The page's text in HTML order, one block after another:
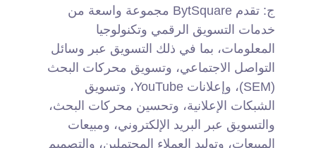
ج: تقدم BytSquare مجموعة واسعة من
خدمات التسويق الرقمي وتكنولوجيا
المعلومات، بما في ذلك التسويق عبر وسائل
التواصل الاجتماعي، وتسويق محركات البحث
(SEM)، وإعلانات YouTube، وتسويق
الشبكات الإعلانية، وتحسين محركات البحث،
والتسويق عبر البريد الإلكتروني، ومبيعات
المبيعات، وتوليد العملاء المحتملين، والتصميم